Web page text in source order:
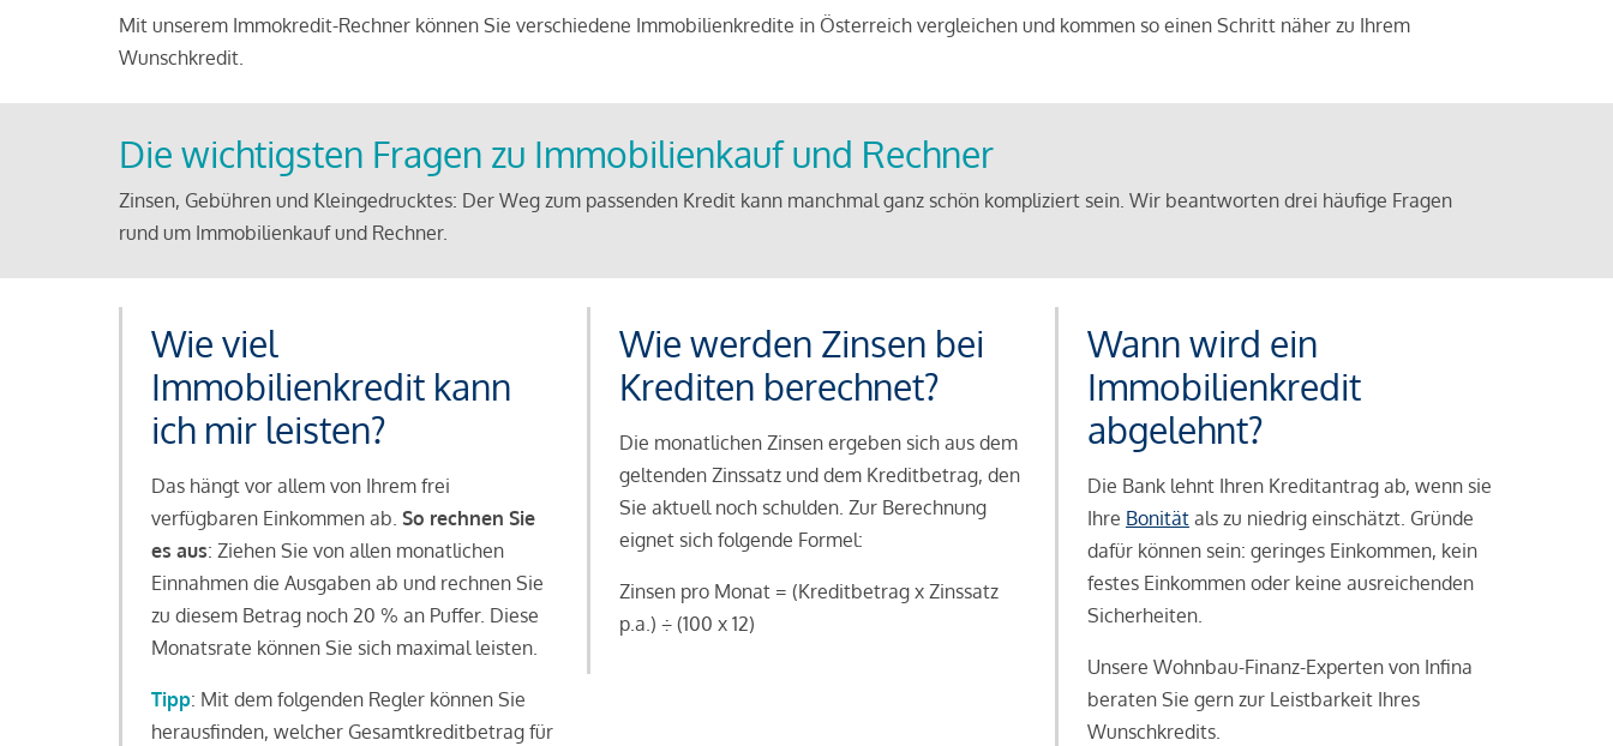
Mit unserem Immokredit-Rechner können Sie verschiedene Immobilienkredite in Österreich vergleichen und kommen so einen Schritt näher zu Ihrem
Wunschkredit.
Die wichtigsten Fragen zu Immobilienkauf und Rechner
Zinsen, Gebühren und Kleingedrucktes: Der Weg zum passenden Kredit kann manchmal ganz schön kompliziert sein. Wir beantworten drei häufige Fragen
rund um Immobilienkauf und Rechner.
Wie viel
Immobilienkredit kann
ich mir leisten?
Das hängt vor allem von Ihrem frei
verfügbaren Einkommen ab. So rechnen Sie
es aus: Ziehen Sie von allen monatlichen
Einnahmen die Ausgaben ab und rechnen Sie
zu diesem Betrag noch 20 % an Puffer. Diese
Monatsrate können Sie sich maximal leisten.
Tipp: Mit dem folgenden Regler können Sie
herausfinden, welcher Gesamtkreditbetrag für
Wie werden Zinsen bei
Krediten berechnet?
Die monatlichen Zinsen ergeben sich aus dem
geltenden Zinssatz und dem Kreditbetrag, den
Sie aktuell noch schulden. Zur Berechnung
eignet sich folgende Formel:
Zinsen pro Monat = (Kreditbetrag x Zinssatz
p.a.) ÷ (100 x 12)
Wann wird ein
Immobilienkredit
abgelehnt?
Die Bank lehnt Ihren Kreditantrag ab, wenn sie
Ihre Bonitätals zu niedrig einschätzt. Gründe
dafür können sein: geringes Einkommen, kein
festes Einkommen oder keine ausreichenden
Sicherheiten.
Unsere Wohnbau-Finanz-Experten von Infina
beraten Sie gern zur Leistbarkeit Ihres
Wunschkredits.